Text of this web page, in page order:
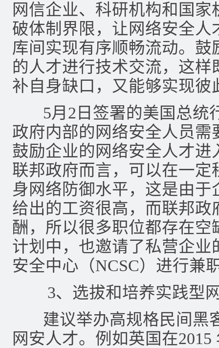
网信企业、科研机构和国
破体制界限，让网络安全
库间实现有序顺畅流动。
的人才进行技术交流，这
补自身缺口，又能够实现彼
5月2日签署的美国总统
政府内部的网络安全人员
鼓励企业的网络安全人才
联邦政府而言，可以在一
身网络防御水平，这是由
给出的工资很高，而联邦
酬，所以很多职位都存在空
计划中，也邀请了私营企业
安全中心（NCSC）进行兼
3、选拔和培养实践型
建议举办高规格民间黑
网安人才。例如英国在2015